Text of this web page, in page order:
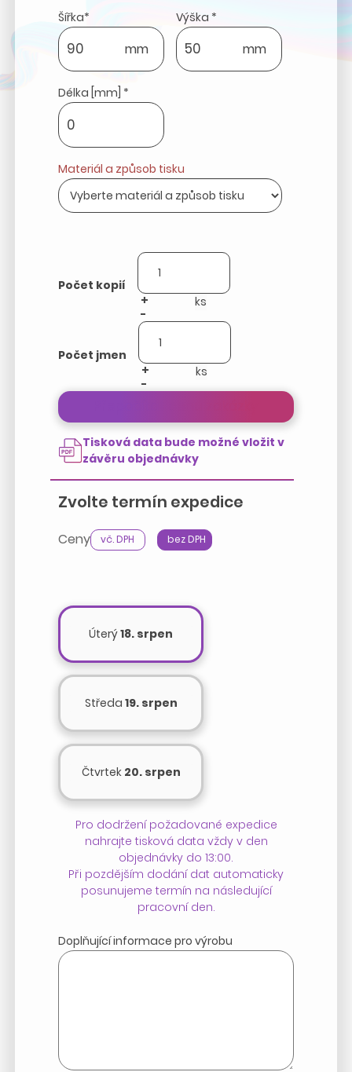
Šířka*
mm
Výška *
mm
Délka [mm] *
Materiál a způsob tisku
Počet kopií
+
-
Počet jmen
+
-
Tisková data bude možné vložit v
závěru objednávky
Zvolte termín expedice
Ceny vč. DPH bez DPH
Úterý18. srpen
Středa 19. srpen
Čtvrtek 20. srpen
Pro dodržení požadované expedice
nahrajte tisková data vždy v den
objednávky do 13:00.
Při pozdějším dodání dat automaticky
posunujeme termín na následující
pracovní den.
Doplňující informace pro výrobu